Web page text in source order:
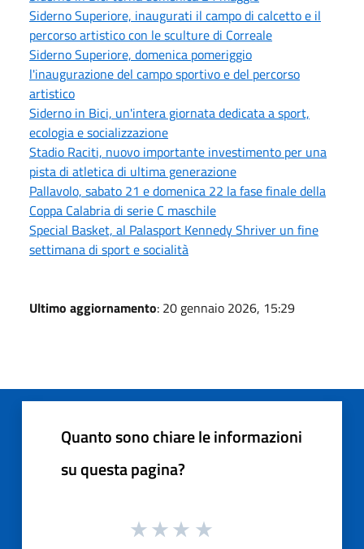
Siderno Superiore, inaugurati il campo di calcetto e il
percorso artistico con le sculture di Correale
Siderno Superiore, domenica pomeriggio
l'inaugurazione del campo sportivo e del percorso
artistico
Siderno in Bici, un'intera giornata dedicata a sport,
ecologia e socializzazione
Stadio Raciti, nuovo importante investimento per una
pista di atletica di ultima generazione
Pallavolo, sabato 21 e domenica 22 la fase finale della
Coppa Calabria di serie C maschile
Special Basket, al Palasport Kennedy Shriver un fine
settimana di sport e socialità
Ultimo aggiornamento: 20 gennaio 2026, 15:29
Quanto sono chiare le informazioni
su questa pagina?